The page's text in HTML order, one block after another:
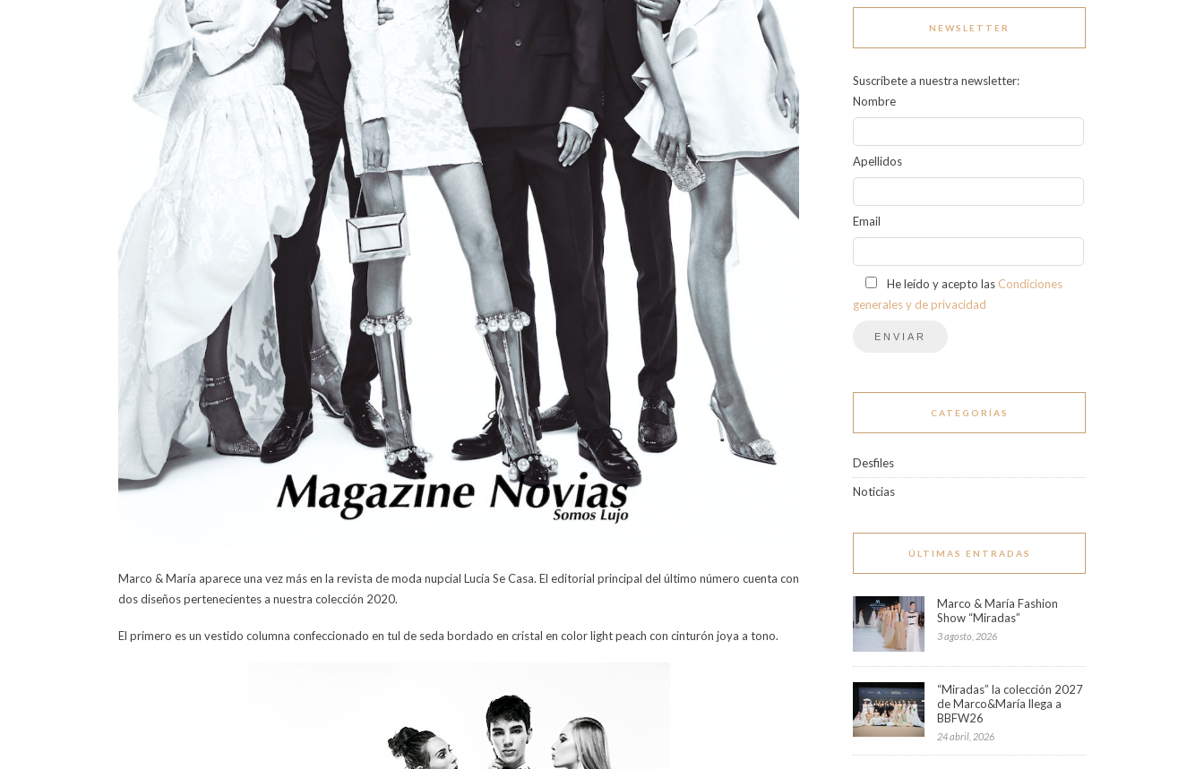
Marco & María aparece una vez más en la revista de moda nupcial Lucía Se Casa. El editorial principal del último número cuenta con
dos diseños pertenecientes a nuestra colección 2020.
El primero es un vestido columna confeccionado en tul de seda bordado en cristal en color light peach con cinturón joya a tono.
NEWSLETTER
Suscríbete a nuestra newsletter:
Nombre
Apellidos
Email
He leído y acepto las Condiciones
generales y de privacidad
CATEGORÍAS
Desfiles
Noticias
ÚLTIMAS ENTRADAS
Marco & María Fashion
Show “Miradas”
3 agosto, 2026
“Miradas” la colección 2027
de Marco&María llega a
BBFW26
24 abril, 2026